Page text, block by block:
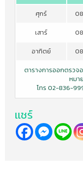
ศุกร์
เสาร์
อาทิตย์
ตารางการออกตรวจ
หมา
โทร 02-836-
เเชร์